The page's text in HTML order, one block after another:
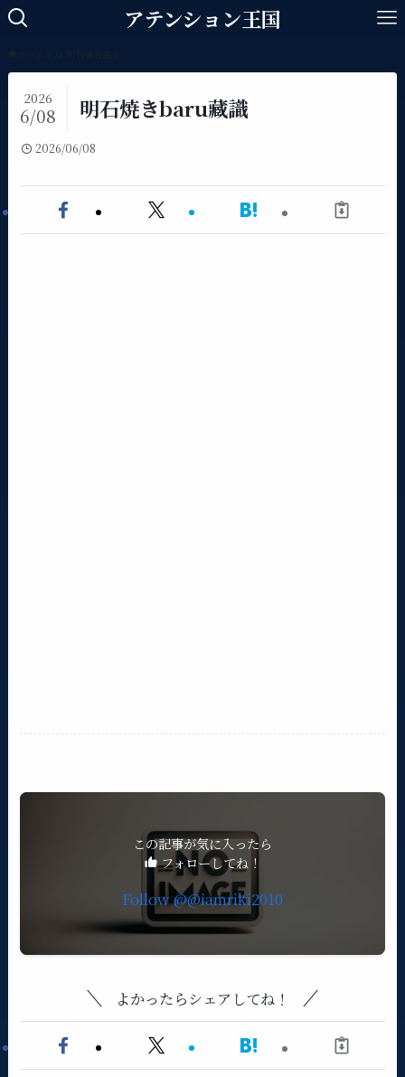
アテンション王国
明石焼きbaru藏識
2026
6/08
2026/06/08
この記事が気に入ったら
フォローしてね！
よかったらシェアしてね！